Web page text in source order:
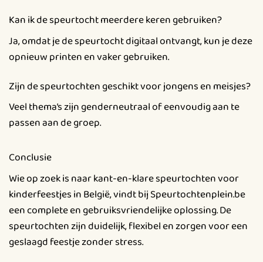
Kan ik de speurtocht meerdere keren gebruiken?
Ja, omdat je de speurtocht digitaal ontvangt, kun je deze
opnieuw printen en vaker gebruiken.
Zijn de speurtochten geschikt voor jongens en meisjes?
Veel thema’s zijn genderneutraal of eenvoudig aan te
passen aan de groep.
Conclusie
Wie op zoek is naar kant-en-klare speurtochten voor
kinderfeestjes in België, vindt bij Speurtochtenplein.be
een complete en gebruiksvriendelijke oplossing. De
speurtochten zijn duidelijk, flexibel en zorgen voor een
geslaagd feestje zonder stress.